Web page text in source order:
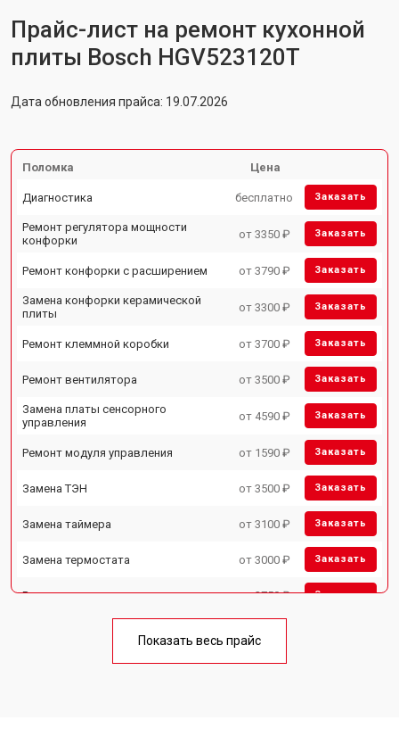
Прайс-лист на ремонт кухонной
плиты Bosch HGV523120T
Дата обновления прайса: 19.07.2026
Поломка Цена
Диагностика бесплатно Заказать
Ремонт регулятора мощности
конфорки
от 3350 ₽ Заказать
Ремонт конфорки с расширением от 3790 ₽ Заказать
Замена конфорки керамической
плиты
от 3300 ₽ Заказать
Ремонт клеммной коробки от 3700 ₽ Заказать
Ремонт вентилятора от 3500 ₽ Заказать
Замена платы сенсорного
управления
от 4590 ₽ Заказать
Ремонт модуля управления от 1590 ₽ Заказать
Замена ТЭН от 3500 ₽ Заказать
Замена таймера от 3100 ₽ Заказать
Замена термостата от 3000 ₽ Заказать
Ремонт электропроводки от 2750 ₽ Заказать
Ремонт чугунной конфорки от 2600 ₽
Показать весь прайс